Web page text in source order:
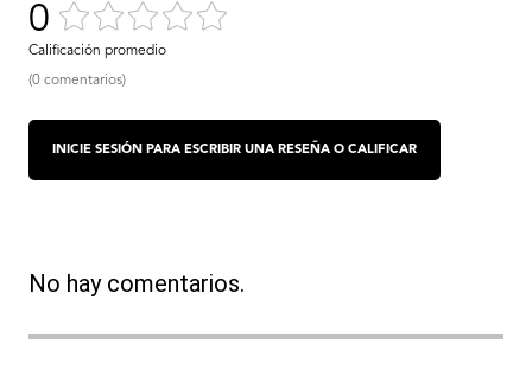
0
(0 comentarios)
No hay comentarios.